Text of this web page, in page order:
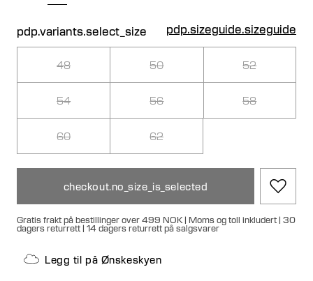
pdp.variants.select_size pdp.sizeguide.sizeguide
48 50 52
54 56 58
60 62
checkout.no_size_is_selected
Gratis frakt på bestillinger over 499 NOK | Moms og toll inkludert | 30
dagers returrett | 14 dagers returrett på salgsvarer
Legg til på Ønskeskyen